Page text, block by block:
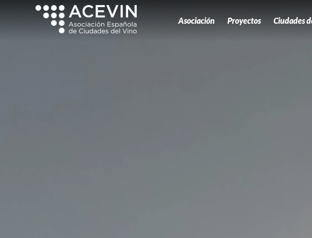
Asociación Proyectos Ciudades